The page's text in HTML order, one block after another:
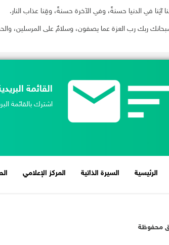
آتِنا في الدنيا حسنةً، وفي الآخرة حسنةً، وقِنا عذاب النار.
ربك رب العزة عما يصفون، وسلامٌ على المرسلين،
القائمة
اشترك بالقائمة
الرئيسية(current) السيرة الذاتية المركز الإعلامي
محفوظة